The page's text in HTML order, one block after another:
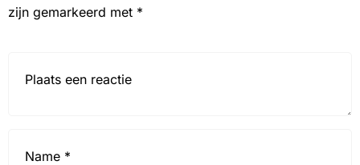
zijn gemarkeerd met *